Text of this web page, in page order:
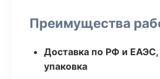
Преимущества
Доставка по РФ и ЕАЭС,
упаковка